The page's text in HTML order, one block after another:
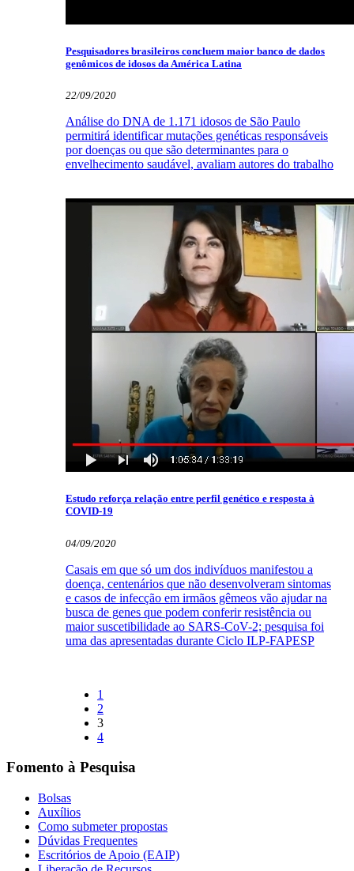
Pesquisadores brasileiros concluem maior banco de dados
genômicos de idosos da América Latina
22/09/2020
Análise do DNA de 1.171 idosos de São Paulo
permitirá identificar mutações genéticas responsáveis
por doenças ou que são determinantes para o
envelhecimento saudável, avaliam autores do trabalho
Estudo reforça relação entre perfil genético e resposta à
COVID-19
04/09/2020
Casais em que só um dos indivíduos manifestou a
doença, centenários que não desenvolveram sintomas
e casos de infecção em irmãos gêmeos vão ajudar na
busca de genes que podem conferir resistência ou
maior suscetibilidade ao SARS-CoV-2; pesquisa foi
uma das apresentadas durante Ciclo ILP-FAPESP
1
2
3
4
Fomento à Pesquisa
Bolsas
Auxílios
Como submeter propostas
Dúvidas Frequentes
Escritórios de Apoio (EAIP)